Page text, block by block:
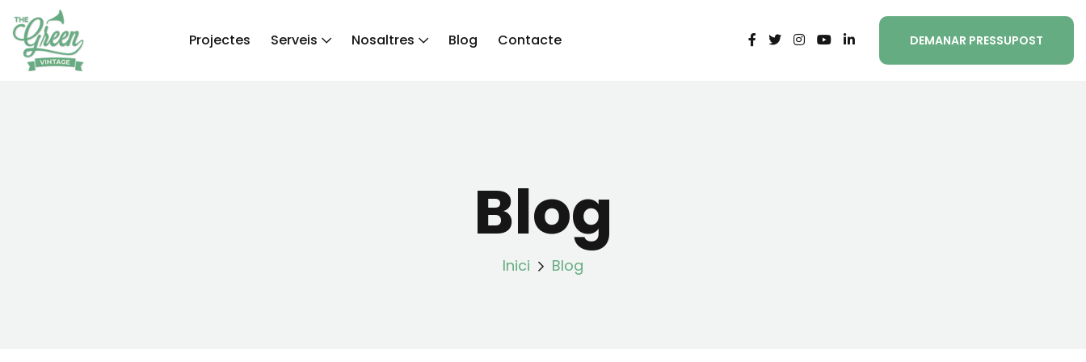
Projectes Serveis Nosaltres Blog Contacte DEMANAR PRESSUPOST
Blog
Inici Blog